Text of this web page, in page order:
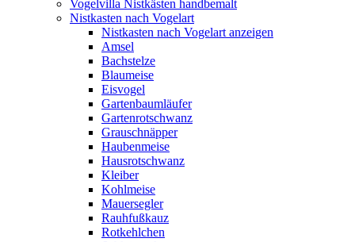
Vogelvilla Nistkästen handbemalt
Nistkasten nach Vogelart
Nistkasten nach Vogelart anzeigen
Amsel
Bachstelze
Blaumeise
Eisvogel
Gartenbaumläufer
Gartenrotschwanz
Grauschnäpper
Haubenmeise
Hausrotschwanz
Kleiber
Kohlmeise
Mauersegler
Rauhfußkauz
Rotkehlchen